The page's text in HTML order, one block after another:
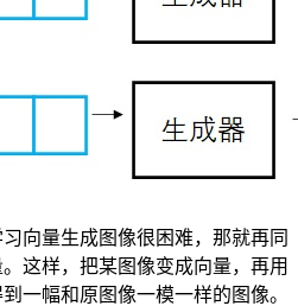
向量生成图像很困难，那就再同
这样，把某图像变成向量，再用
一幅和原图像一模一样的图像。